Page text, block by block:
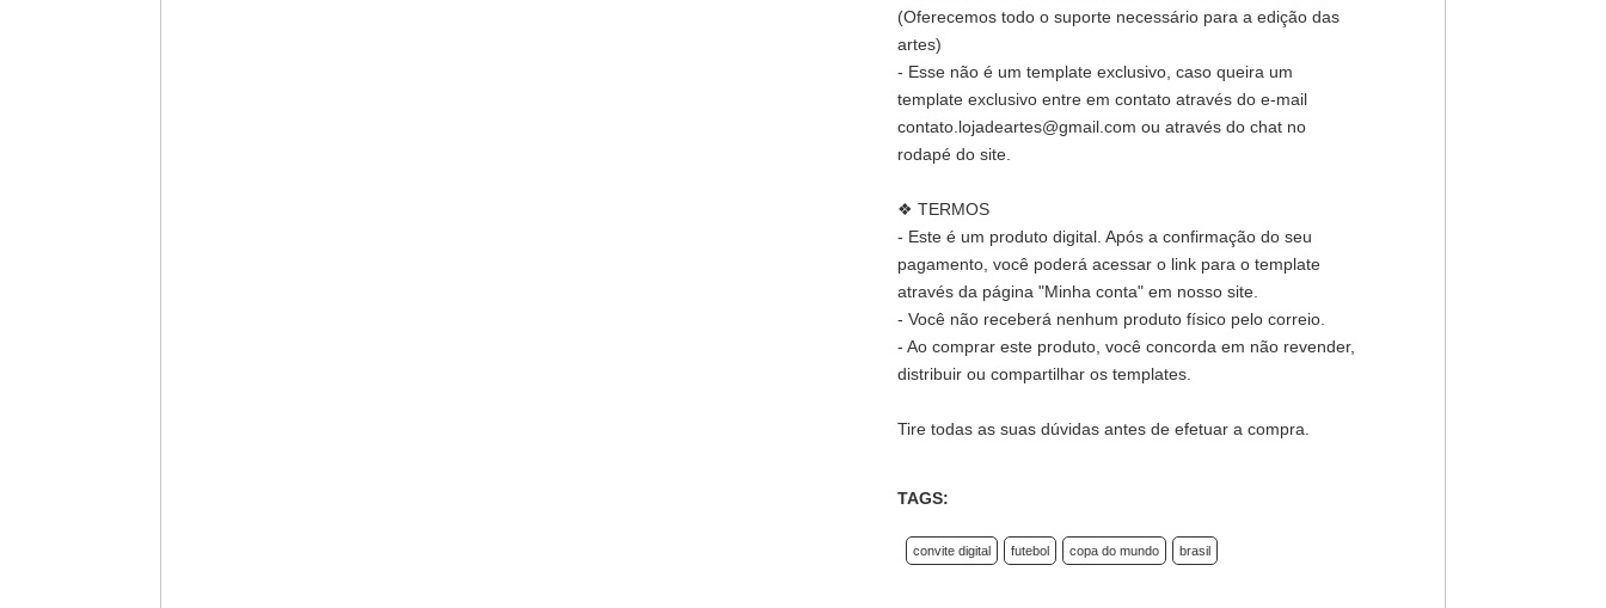
(Oferecemos todo o suporte necessário para a edição das
artes)
- Esse não é um template exclusivo, caso queira um
template exclusivo entre em contato através do e-mail
contato.lojadeartes@gmail.com ou através do chat no
rodapé do site.
❖ TERMOS
- Este é um produto digital. Após a confirmação do seu
pagamento, você poderá acessar o link para o template
através da página "Minha conta" em nosso site.
- Você não receberá nenhum produto físico pelo correio.
- Ao comprar este produto, você concorda em não revender,
distribuir ou compartilhar os templates.
Tire todas as suas dúvidas antes de efetuar a compra.
TAGS:
convite digital futebol copa do mundo brasil